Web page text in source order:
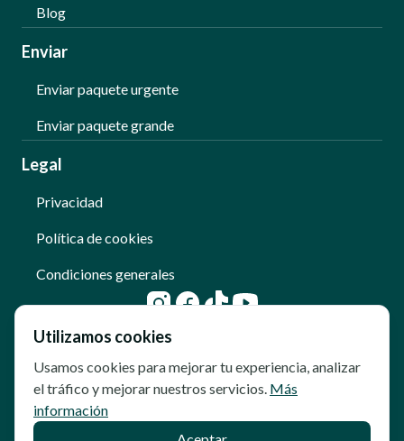
Blog
Enviar
Enviar paquete urgente
Enviar paquete grande
Legal
Privacidad
Política de cookies
Condiciones generales
Utilizamos cookies
Usamos cookies para mejorar tu experiencia, analizar
el tráfico y mejorar nuestros servicios. Más
información